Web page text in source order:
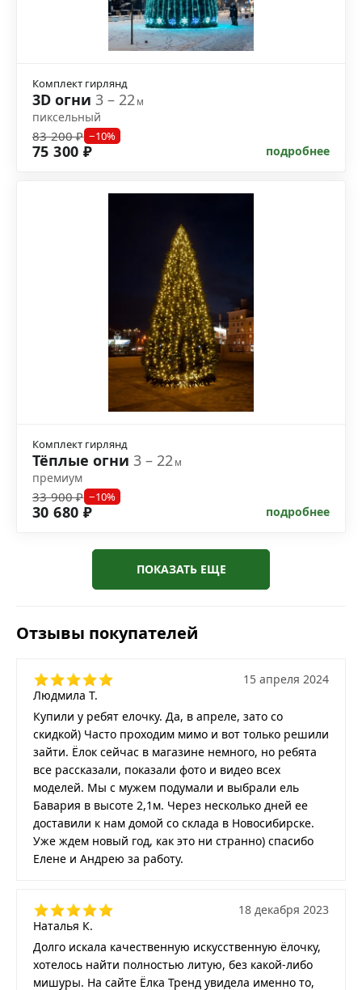
Комплект гирлянд
3D огни 3 – 22м
пиксельный
83 200 ₽ −10%
75 300 ₽ подробнее
Комплект гирлянд
Тёплые огни 3 – 22м
премиум
33 900 ₽ −10%
30 680 ₽ подробнее
ПОКАЗАТЬ ЕЩЕ
Отзывы покупателей
Людмила Т.
15 апреля 2024
Купили у ребят елочку. Да, в апреле, зато со
скидкой) Часто проходим мимо и вот только решили
зайти. Ёлок сейчас в магазине немного, но ребята
все рассказали, показали фото и видео всех
моделей. Мы с мужем подумали и выбрали ель
Бавария в высоте 2,1м. Через несколько дней ее
доставили к нам домой со склада в Новосибирске.
Уже ждем новый год, как это ни странно) спасибо
Елене и Андрею за работу.
Наталья К.
18 декабря 2023
Долго искала качественную искусственную ёлочку,
хотелось найти полностью литую, без какой-либо
мишуры. На сайте Ёлка Тренд увидела именно то,